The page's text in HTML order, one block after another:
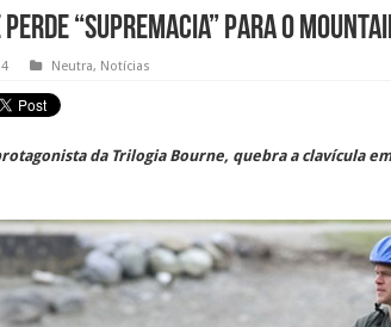
“Supremacia” para o
Neutra, Notícias
da Trilogia Bourne, quebra a clavícula